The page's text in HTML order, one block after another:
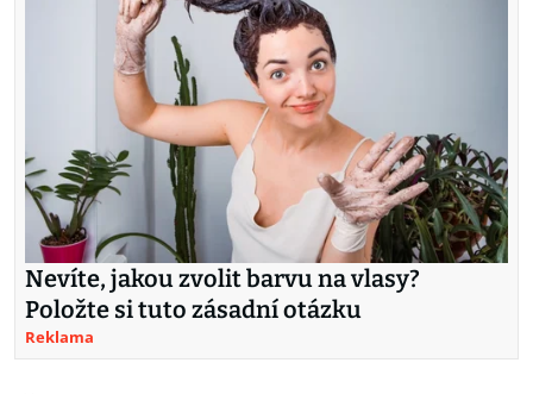
Nevíte, jakou zvolit barvu na vlasy?
Položte si tuto zásadní otázku
Reklama